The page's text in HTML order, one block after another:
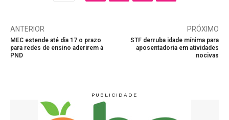
ANTERIOR
MEC estende até dia 17 o prazo
para redes de ensino aderirem à
PND
PRÓXIMO
STF derruba idade mínima para
aposentadoria em atividades
nocivas